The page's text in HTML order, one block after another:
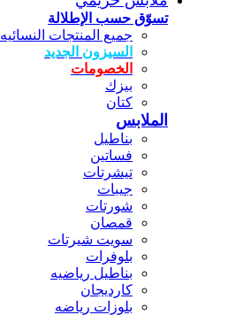
تسوّق حسب الإطلالة
جميع المنتجات النسائيه
السيزون الجديد
الخصومات
بيزك
كتان
الملابس
بناطيل
فساتين
تيشرتات
جيبات
شورتات
قمصان
سويت شيرتات
بلوفرات
بناطيل رياضيه
كارديجان
بلوزات رياضه